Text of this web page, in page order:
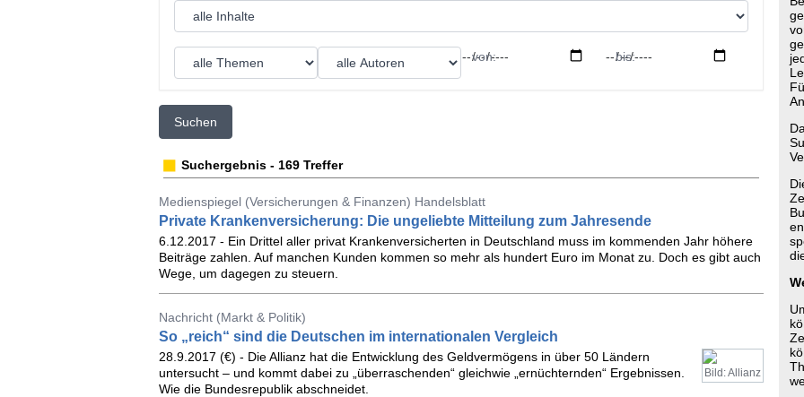
von: bis:
Suchen
Suchergebnis - 169 Treffer
Medienspiegel (Versicherungen & Finanzen) Handelsblatt
Private Krankenversicherung: Die ungeliebte Mitteilung zum Jahresende
6.12.2017 - Ein Drittel aller privat Krankenversicherten in Deutschland muss im kommenden Jahr höhere
Beiträge zahlen. Auf manchen Kunden kommen so mehr als hundert Euro im Monat zu. Doch es gibt auch
Wege, um dagegen zu steuern.
Nachricht (Markt & Politik)
So „reich“ sind die Deutschen im internationalen Vergleich
Bild: Allianz
28.9.2017 (€) - Die Allianz hat die Entwicklung des Geldvermögens in über 50 Ländern
untersucht – und kommt dabei zu „überraschenden“ gleichwie „ernüchternden“ Ergebnissen.
Wie die Bundesrepublik abschneidet.